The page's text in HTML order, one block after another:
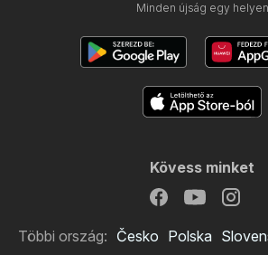
Minden újság egy helyen
Kövess minket
Többi ország: Česko Polska